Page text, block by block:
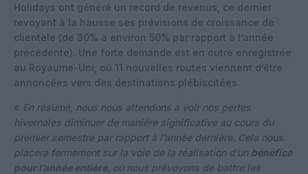
Holidays ont généré un record de revenus, ce dernier
revoyant à la hausse ses prévisions de croissance de
clientèle (de 30% à environ 50% par rapport à l’année
précédente). Une forte demande est en outre enregistrée
au Royaume-Uni, où 11 nouvelles routes viennent d’être
annoncées vers des destinations plébiscitées.
« En résumé, nous nous attendons à voir nos pertes
hivernales diminuer de manière significative au cours du
premier semestre par rapport à l’année dernière. Cela nous
placera fermement sur la voie de la réalisation d’un bénéfice
pour l’année entière, où nous prévoyons de battre les